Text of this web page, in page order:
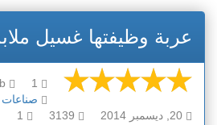
عربة وظيفتها غسيل
1
صناعات